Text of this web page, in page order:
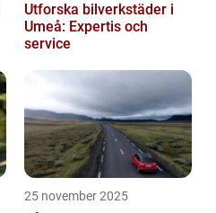
Utforska bilverkstäder i
Umeå: Expertis och
service
25 november 2025